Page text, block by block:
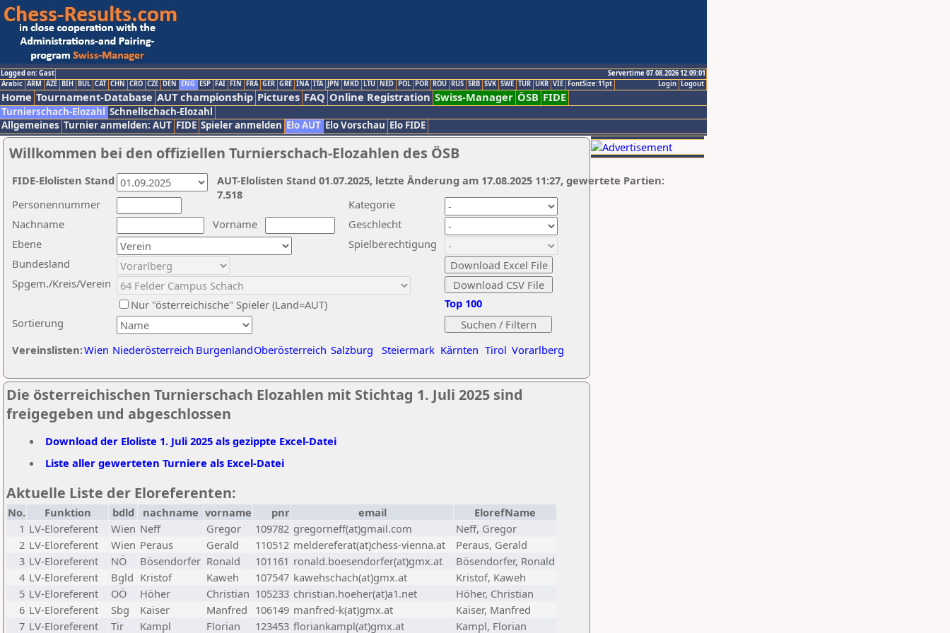
Logged on: Gast
Servertime 07.08.2026 12:09:01
Logout
Login
Arabic ARM AZE BIH BUL CAT CHN CRO CZE DEN ENG ESP FAI FIN FRA GER GRE INA ITA JPN MKD LTU NED POL POR ROU RUS SRB SVK SWE TUR UKR VIE FontSize:11pt
Home Tournament-Database AUT championship Pictures FAQ Online Registration Swiss-Manager ÖSB FIDE
Turnierschach-Elozahl Schnellschach-Elozahl
Allgemeines Turnier anmelden: AUT FIDE Spieler anmelden Elo AUT Elo Vorschau Elo FIDE
Willkommen bei den offiziellen Turnierschach-Elozahlen des ÖSB
Nachname
Vorname
Ebene
Kategorie
Sortierung
Personennummer
Bundesland
Spgem./Kreis/Verein
Geschlecht
Nur "österreichische" Spieler (Land=AUT)
Spielberechtigung
Vereinslisten:Wien Niederösterreich BurgenlandOberösterreich Salzburg Steiermark Kärnten Tirol Vorarlberg
Top 100
AUT-Elolisten Stand 01.07.2025, letzte Änderung am 17.08.2025 11:27, gewertete Partien:
7.518
FIDE-Elolisten Stand
Die österreichischen Turnierschach Elozahlen mit Stichtag 1. Juli 2025 sind
freigegeben und abgeschlossen
Download der Eloliste 1. Juli 2025 als gezippte Excel-Datei
Liste aller gewerteten Turniere als Excel-Datei
Aktuelle Liste der Eloreferenten:
No. Funktion bdld nachname vorname pnr email
ElorefName
1 LV-Eloreferent Wien Neff Gregor 109782 gregorneff(at)gmail.com
Neff, Gregor
2 LV-Eloreferent Wien Peraus Gerald 110512 meldereferat(at)chess-vienna.at
Peraus, Gerald
3 LV-Eloreferent NÖ Bösendorfer Ronald 101161 ronald.boesendorfer(at)gmx.at
Bösendorfer, Ronald
4 LV-Eloreferent Bgld Kristof Kaweh 107547 kawehschach(at)gmx.at
Kristof, Kaweh
5 LV-Eloreferent OÖ Höher Christian 105233 christian.hoeher(at)a1.net
Höher, Christian
6 LV-Eloreferent Sbg Kaiser Manfred 106149 manfred-k(at)gmx.at
Kaiser, Manfred
7 LV-Eloreferent Tir Kampl Florian 123453 floriankampl(at)gmx.at Kampl, Florian